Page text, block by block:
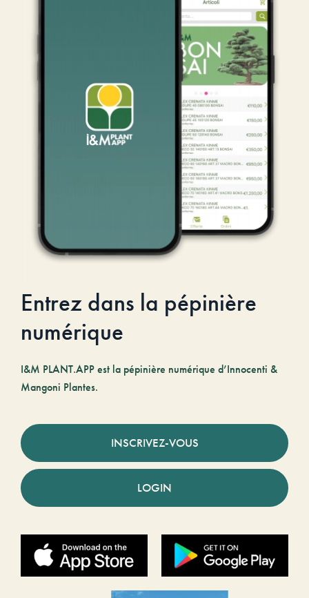
Entrez dans la pépinière
numérique
I&M PLANT.APP est la pépinière numérique d’Innocenti &
Mangoni Plantes.
INSCRIVEZ-VOUS
LOGIN